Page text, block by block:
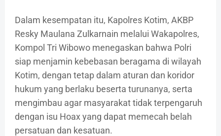
Dalam kesempatan itu, Kapolres Kotim, AKBP
Resky Maulana Zulkarnain melalui Wakapolres,
Kompol Tri Wibowo menegaskan bahwa Polri
siap menjamin kebebasan beragama di wilayah
Kotim, dengan tetap dalam aturan dan koridor
hukum yang berlaku beserta turunanya, serta
mengimbau agar masyarakat tidak terpengaruh
dengan isu Hoax yang dapat memecah belah
persatuan dan kesatuan.